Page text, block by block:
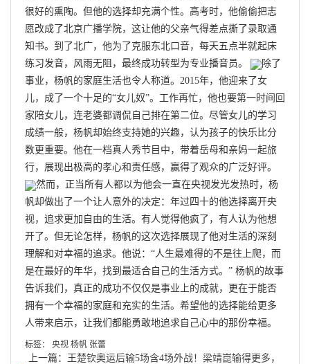
很好的熏陶。但他的选择却充满个性。高考时，他偷偷把志
愿改成了北京广播学院，这让他的父亲气得差点撕了录取通
知书。到了北广，他为了克服东北口音，每天五点半就起床
练习发音，风雨无阻，最终成功转型为专业播音员。
除了
事业，杨帆的家庭生活也令人称道。2015年，他迎来了女
儿，成了一个十足的“女儿奴”。工作再忙，他也要第一时间回
家陪女儿，连老婆都调侃自己排在第二位。尽管女儿的学习
成绩一般，杨帆却始终支持她的兴趣，认为孩子的快乐比分
数更重要。他在一档真人秀节目中，带着岳母和亲妈一起旅
行，展现出极高的孝心和责任感，赢得了观众的广泛好评。
然而，正当所有人都以为他会一直在央视发光发热时，杨
帆却做出了一个让人意外的决定：年过四十的他选择离开央
视，追求更加自由的生活。有人觉得他疯了，有人认为他想
开了。但无论怎样，杨帆的这次选择展现了他对生活的深刻
理解和对幸福的追求。他说：“人生最难得的不是往上爬，而
是在最好的年华，找到最适合自己的生活方式。” 杨帆的故事
告诉我们，真正的成功不仅仅是事业上的成就，更在于能否
拥有一个幸福的家庭和充实的生活。希望他的选择能给更多
人带来启示，让我们都能勇敢地追求自己心中的那份幸福。
标签： 央视 杨帆 张蕾
上一篇：
王楚钦奥运后输5场含4场外战！梁靖崑输得更多，